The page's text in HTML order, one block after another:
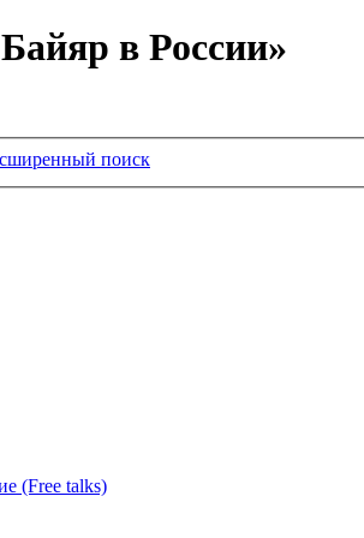
в России»
поиск
(Free talks)